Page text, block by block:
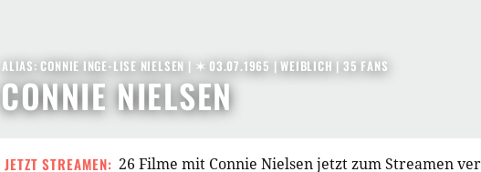
CONNIE NIELSEN
ALIAS: CONNIE INGE-LISE NIELSEN | ✶ 03.07.1965 | WEIBLICH | 35 FANS
JETZT STREAMEN: 26 Filme mit Connie Nielsen jetzt zum Streamen